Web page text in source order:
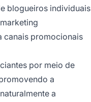
blogueiros individuais
canais promocionais
por meio de
a
a